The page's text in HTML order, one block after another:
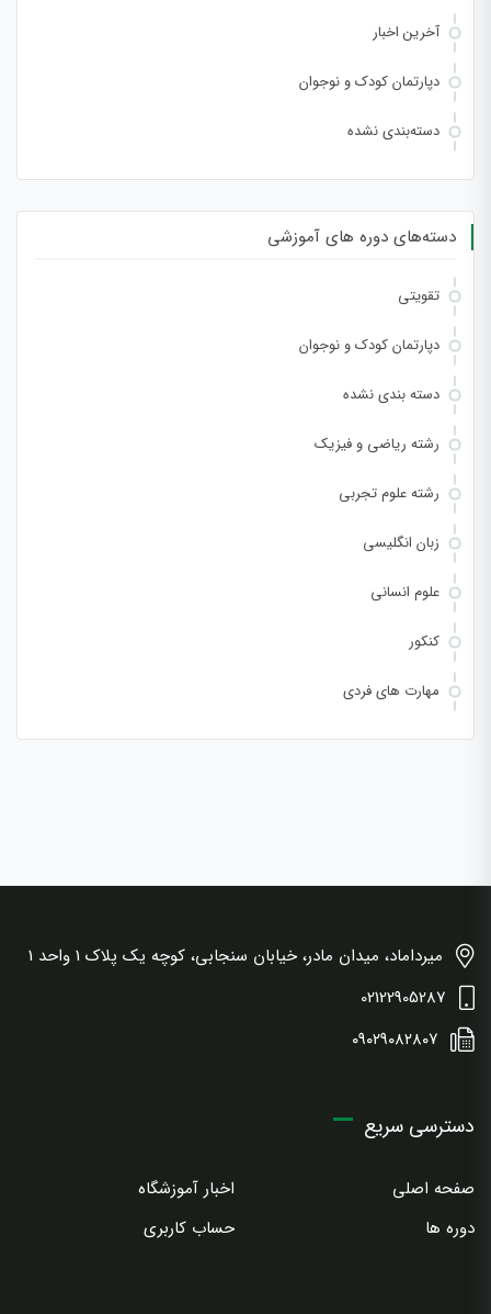
آخرین اخبار
دپارتمان کودک و نوجوان
دسته‌بندی نشده
دسته‌های دوره های آموزشی
تقویتی
دپارتمان کودک و نوجوان
دسته بندی نشده
رشته ریاضی و فیزیک
رشته علوم تجربی
زبان انگلیسی
علوم انسانی
کنکور
مهارت های فردی
میرداماد، میدان مادر، خیابان سنجابی، کوچه یک پلاک 1 واحد 1
02122905287
۰۹۰۲۹۰۸۲۸۰۷
دسترسی سریع
صفحه اصلی
اخبار آموزشگاه
دوره ها
حساب کاربری